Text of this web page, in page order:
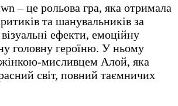
– це рольова гра, яка отримала
та шанувальників за
ефекти, емоційну
головну героїню. У ньому
жінкою-мисливцем Алой, яка
світ, повний таємничих